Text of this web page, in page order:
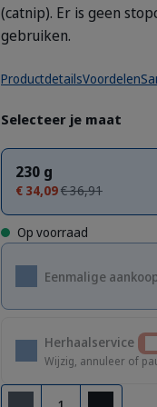
(catnip). Er is geen
gebruiken.
ProductdetailsVoordelen
Selecteer je maat
230 g
€ 34,09€ 36,91
Op voorraad
Eenmalige
Herhaalservice
Wijzig, annuleer of